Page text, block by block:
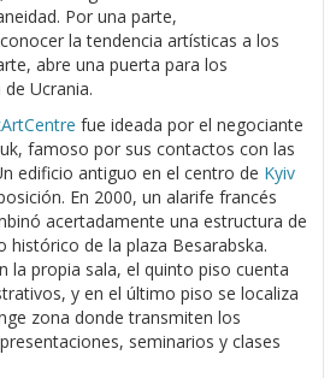
Por una parte,
la tendencia artísticas a los
abre una puerta para los
Ucrania.
fue ideada por el negociante
famoso por sus contactos con las
edificio antiguo en el centro de Kyiv
En 2000, un alarife francés
acertadamente una estructura de
histórico de la plaza Besarabska.
la propia sala, el quinto piso cuenta
y en el último piso se localiza
zona donde transmiten los
seminarios y clases